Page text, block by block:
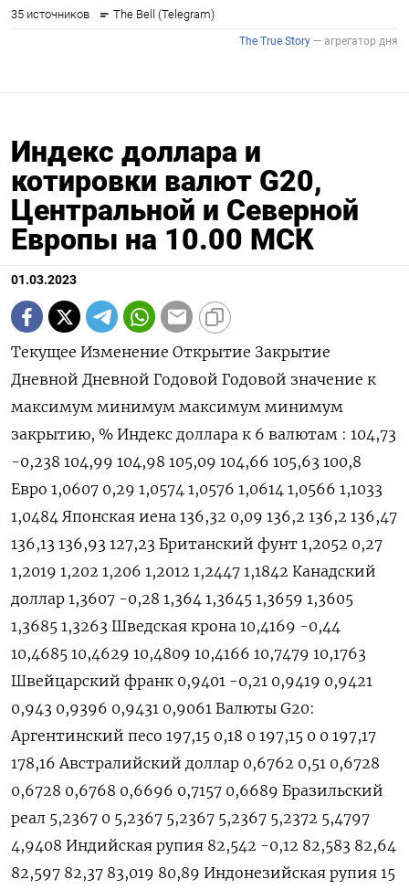
Индекс доллара и
котировки валют G20,
Центральной и Северной
Европы на 10.00 МСК
01.03.2023
Текущее Изменение Открытие Закрытие
Дневной Дневной Годовой Годовой значение к
максимум минимум максимум минимум
закрытию, % Индекс доллара к 6 валютам : 104,73
-0,238 104,99 104,98 105,09 104,66 105,63 100,8
Евро 1,0607 0,29 1,0574 1,0576 1,0614 1,0566 1,1033
1,0484 Японская иена 136,32 0,09 136,2 136,2 136,47
136,13 136,93 127,23 Британский фунт 1,2052 0,27
1,2019 1,202 1,206 1,2012 1,2447 1,1842 Канадский
доллар 1,3607 -0,28 1,364 1,3645 1,3659 1,3605
1,3685 1,3263 Шведская крона 10,4169 -0,44
10,4685 10,4629 10,4809 10,4166 10,7479 10,1763
Швейцарский франк 0,9401 -0,21 0,9419 0,9421
0,943 0,9396 0,9431 0,9061 Валюты G20:
Аргентинский песо 197,15 0,18 0 197,15 0 0 197,17
178,16 Австралийский доллар 0,6762 0,51 0,6728
0,6728 0,6768 0,6696 0,7157 0,6689 Бразильский
реал 5,2367 0 5,2367 5,2367 5,2367 5,2372 5,4797
4,9408 Индийская рупия 82,542 -0,12 82,583 82,64
82,597 82,37 83,019 80,89 Индонезийская рупия 15